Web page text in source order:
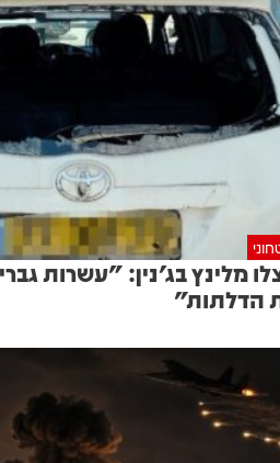
מלינץ בג'נין: "עשרות
הדלתות"